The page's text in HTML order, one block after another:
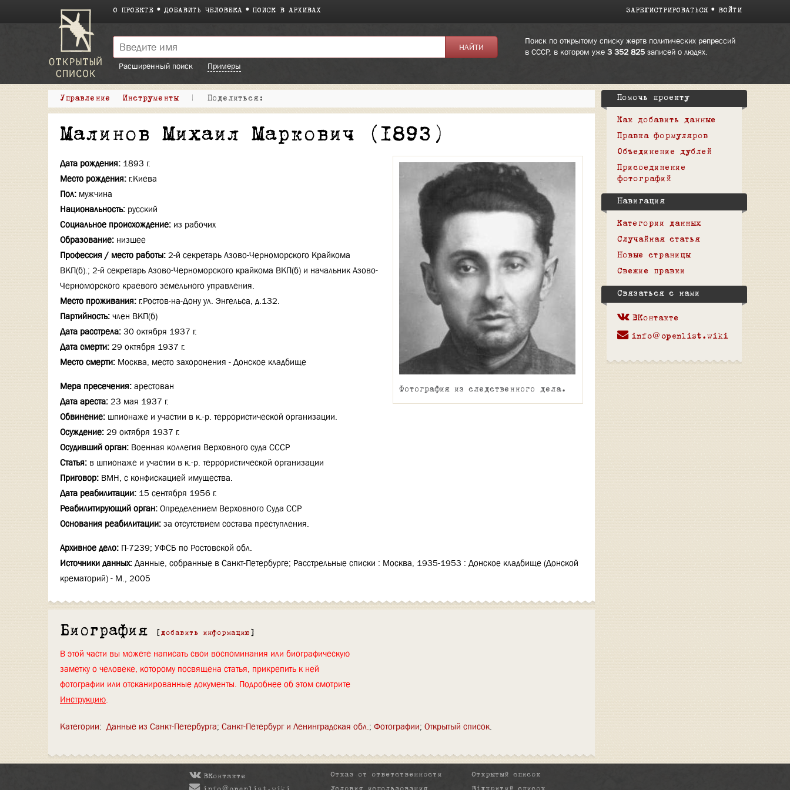
О ПРОЕКТЕ ДОБАВИТЬ ЧЕЛОВЕКА ПОИСК В АРХИВАХ ЗАРЕГИСТРИРОВАТЬСЯ ВОЙТИ
Поиск по открытому списку жертв политических репрессий
в СССР, в котором уже 3 352 825записей о людях.
Расширенный поиск
Примеры
Управление Инструменты | Поделиться:
Малинов Михаил Маркович (1893)
Фотография из следственного дела.
Дата рождения: 1893 г.
Место рождения: г.Киева
Пол: мужчина
Национальность: русский
Социальное происхождение: из рабочих
Образование: низшее
Профессия / место работы: 2-й секретарь Азово-Черноморского Крайкома
ВКП(б).; 2-й секретарь Азово-Черноморского крайкома ВКП(б) и начальник Азово-
Черноморского краевого земельного управления.
Место проживания: г.Ростов-на-Дону ул. Энгельса, д.132.
Партийность: член ВКП(б)
Дата расстрела: 30 октября 1937 г.
Дата смерти: 29 октября 1937 г.
Место смерти: Москва, место захоронения - Донское кладбище
Мера пресечения: арестован
Дата ареста: 23 мая 1937 г.
Обвинение: шпионаже и участии в к.-р. террористической организации.
Осуждение: 29 октября 1937 г.
Осудивший орган: Военная коллегия Верховного суда СССР
Статья: в шпионаже и участии в к.-р. террористической организации
Приговор: ВМН, с конфискацией имущества.
Дата реабилитации: 15 сентября 1956 г.
Реабилитирующий орган: Определением Верховного Суда ССР
Основания реабилитации: за отсутствием состава преступления.
Архивное дело: П-7239; УФСБ по Ростовской обл.
Источники данных: Данные, собранные в Санкт-Петербурге; Расстрельные списки : Москва, 1935-1953 : Донское кладбище (Донской
крематорий) - М., 2005
Биография [ добавить информацию ]
В этой части вы можете написать свои воспоминания или биографическую
заметку о человеке, которому посвящена статья, прикрепить к ней
фотографии или отсканированные документы. Подробнее об этом смотрите
Инструкцию.
Категории: Данные из Санкт-Петербурга Санкт-Петербург и Ленинградская обл. Фотографии Открытый список
Помочь проекту
Как добавить данные
Правка формуляров
Объединение дублей
Присоединение
фотографий
Навигация
Категории данных
Случайная статья
Новые страницы
Свежие правки
Связаться с нами
ВКонтакте
info@openlist.wiki
ВКонтакте
Отказ от ответственности Открытый список